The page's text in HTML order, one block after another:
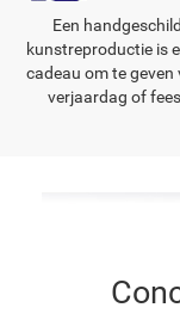
Een
kunstreproductie is
cadeau om te geven
verjaardag of